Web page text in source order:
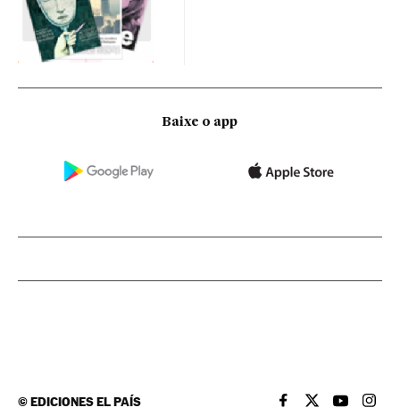
Baixe o app
©EDICIONES EL PAÍS EL PAÍS BRASIL EN
EL PAÍSEL PAÍS
EL